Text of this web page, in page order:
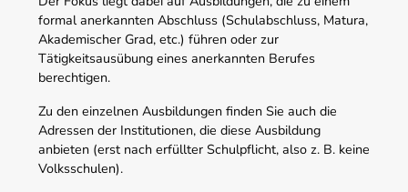
formal anerkannten Abschluss (Schulabschluss, Matura,
Akademischer Grad, etc.) führen oder zur
Tätigkeitsausübung eines anerkannten Berufes
berechtigen.
Zu den einzelnen Ausbildungen finden Sie auch die
Adressen der Institutionen, die diese Ausbildung
anbieten (erst nach erfüllter Schulpflicht, also z. B. keine
Volksschulen).